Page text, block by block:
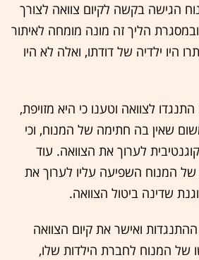
הגישה בקשה לקיום צוואה לצורך
הליך זה מונה מומחה לאיתור
היו ילדיה של דודתו, ואלה לא היו
לצוואה וטענו כי היא מזויפת,
שאין בה חתימה של המנוח, וכי
לערוך את הצוואה. עוד
של המנוח השפיעה עליו לערוך את
שדינה ביטול הצוואה.
ואישר את קיום הצוואה
של המנוח לחברת הילדות שלו,